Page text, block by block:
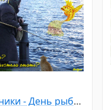
Праздники - День рыбака